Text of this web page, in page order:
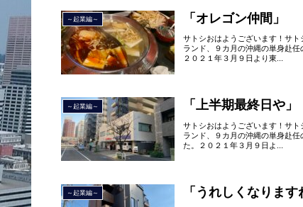
～起業編～ 「オレゴン仲間」
サトシおはようございます！サ
ランド、９カ月の沖縄の単身赴
２０２１年３月９日より東...
～起業編～ 「上半期最終日や」
サトシおはようございます！サ
ランド、９カ月の沖縄の単身赴
た。２０２１年３月９日よ...
～起業編～ 「うれしくなります